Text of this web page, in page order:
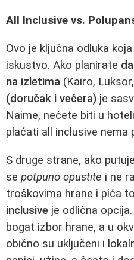
All Inclusive vs.
Ovo je ključna odluka
iskustvo. Ako planirate
na izletima (Kairo,
(doručak i večera) je
Naime, nećete biti u
plaćati all inclusive nema
S druge strane, ako
se potpuno opustite i ne
troškovima hrane i pića
inclusive je odlična
bogat izbor hrane, a u
obično su uključeni i